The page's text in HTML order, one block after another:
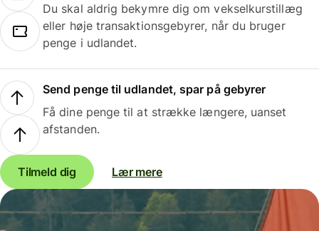
Du skal aldrig bekymre dig om vekselkurstillæg
eller høje transaktionsgebyrer, når du bruger
penge i udlandet.
Send penge til udlandet, spar på gebyrer
Få dine penge til at strække længere, uanset
afstanden.
Tilmeld dig Lær mere